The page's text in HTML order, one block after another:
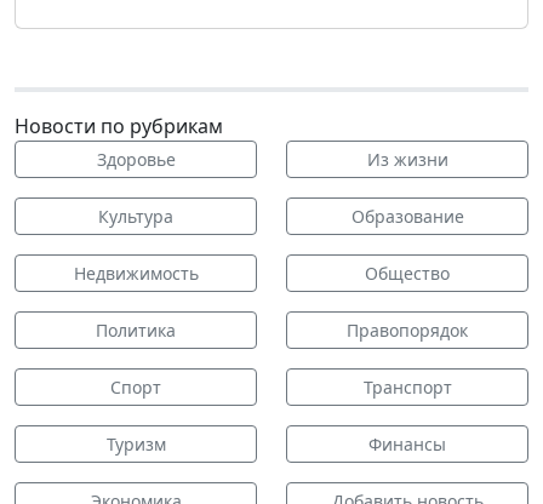
Новости по рубрикам
Здоровье Из жизни
Культура Образование
Недвижимость Общество
Политика Правопорядок
Спорт Транспорт
Туризм Финансы